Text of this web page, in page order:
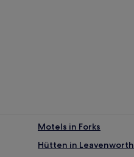
Motels in Forks
Hütten in Leavenworth